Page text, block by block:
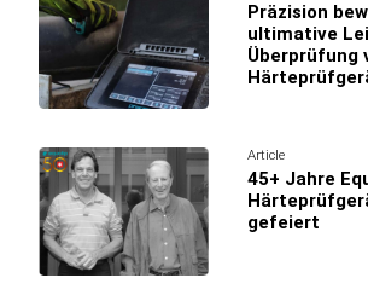
Präzision
ultimative
Überprüfung
Article
45+ Jahre
gefeiert